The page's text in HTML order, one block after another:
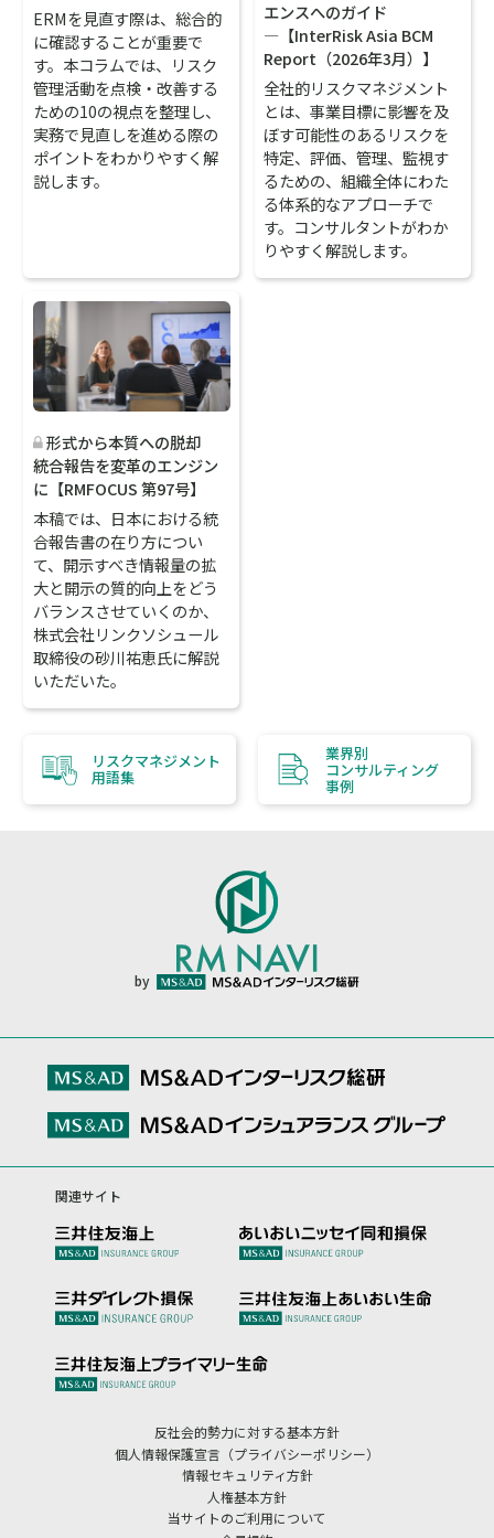
ERMを見直す際は、総合的
に確認することが重要で
す。本コラムでは、リスク
管理活動を点検・改善する
ための10の視点を整理し、
実務で見直しを進める際の
ポイントをわかりやすく解
説します。
エンスへのガイド
―【InterRisk Asia BCM
Report（2026年3月）】
全社的リスクマネジメント
とは、事業目標に影響を及
ぼす可能性のあるリスクを
特定、評価、管理、監視す
るための、組織全体にわた
る体系的なアプローチで
す。コンサルタントがわか
りやすく解説します。
形式から本質への脱却
統合報告を変革のエンジン
に【RMFOCUS 第97号】
本稿では、日本における統
合報告書の在り方につい
て、開示すべき情報量の拡
大と開示の質的向上をどう
バランスさせていくのか、
株式会社リンクソシュール
取締役の砂川祐恵氏に解説
いただいた。
リスクマネジメント
用語集
業界別
コンサルティング
事例
by
関連サイト
反社会的勢力に対する基本方針
個人情報保護宣言（プライバシーポリシー）
情報セキュリティ方針
人権基本方針
当サイトのご利用について